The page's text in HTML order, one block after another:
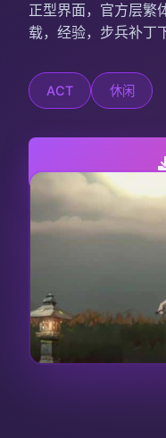
正型界面，官方层繁
载，经验，步兵补丁
ACT 休闲